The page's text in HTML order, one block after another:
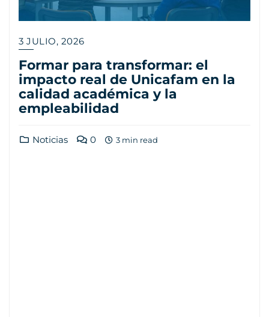
3 JULIO, 2026
Formar para transformar: el
impacto real de Unicafam en la
calidad académica y la
empleabilidad
Noticias 0 3 min read